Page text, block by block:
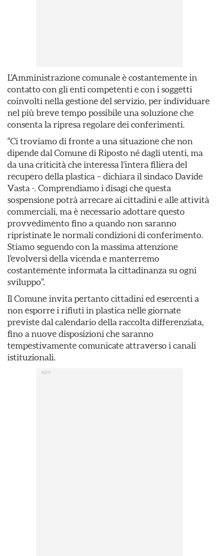
L’Amministrazione comunale è costantemente in
contatto con gli enti competenti e con i soggetti
coinvolti nella gestione del servizio, per individuare
nel più breve tempo possibile una soluzione che
consenta la ripresa regolare dei conferimenti.
“Ci troviamo di fronte a una situazione che non
dipende dal Comune di Riposto né dagli utenti, ma
da una criticità che interessa l’intera filiera del
recupero della plastica – dichiara il sindaco Davide
Vasta -. Comprendiamo i disagi che questa
sospensione potrà arrecare ai cittadini e alle attività
commerciali, ma è necessario adottare questo
provvedimento fino a quando non saranno
ripristinate le normali condizioni di conferimento.
Stiamo seguendo con la massima attenzione
l’evolversi della vicenda e manterremo
costantemente informata la cittadinanza su ogni
sviluppo”.
Il Comune invita pertanto cittadini ed esercenti a
non esporre i rifiuti in plastica nelle giornate
previste dal calendario della raccolta differenziata,
fino a nuove disposizioni che saranno
tempestivamente comunicate attraverso i canali
istituzionali.